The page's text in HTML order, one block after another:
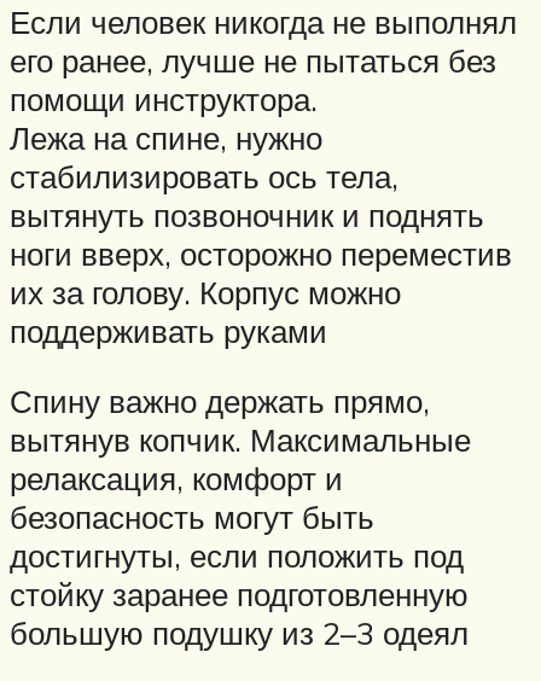
Если человек никогда не выполнял
его ранее, лучше не пытаться без
помощи инструктора.
Лежа на спине, нужно
стабилизировать ось тела,
вытянуть позвоночник и поднять
ноги вверх, осторожно переместив
их за голову. Корпус можно
поддерживать руками
Спину важно держать прямо,
вытянув копчик. Максимальные
релаксация, комфорт и
безопасность могут быть
достигнуты, если положить под
стойку заранее подготовленную
большую подушку из 2–3 одеял